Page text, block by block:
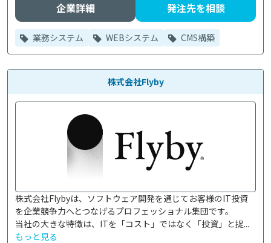
企業詳細 発注先を相談
業務システム WEBシステム CMS構築
株式会社Flyby
株式会社Flybyは、ソフトウェア開発を通じてお客様のIT投資
を企業競争力へとつなげるプロフェッショナル集団です。
当社の大きな特徴は、ITを「コスト」ではなく「投資」と捉...
もっと見る